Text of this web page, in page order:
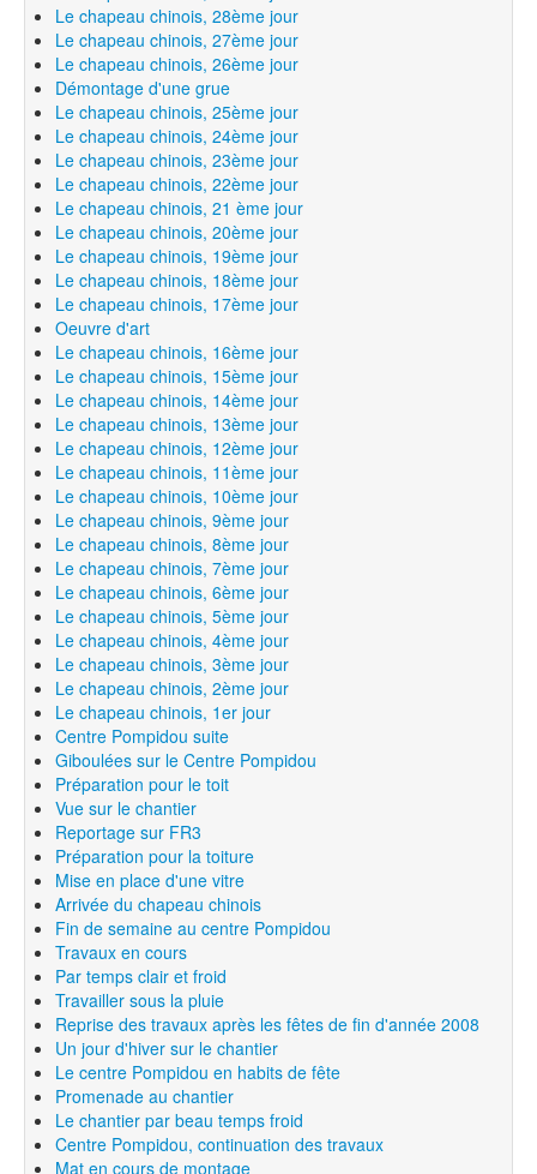
Le chapeau chinois, 28ème jour
Le chapeau chinois, 27ème jour
Le chapeau chinois, 26ème jour
Démontage d'une grue
Le chapeau chinois, 25ème jour
Le chapeau chinois, 24ème jour
Le chapeau chinois, 23ème jour
Le chapeau chinois, 22ème jour
Le chapeau chinois, 21 ème jour
Le chapeau chinois, 20ème jour
Le chapeau chinois, 19ème jour
Le chapeau chinois, 18ème jour
Le chapeau chinois, 17ème jour
Oeuvre d'art
Le chapeau chinois, 16ème jour
Le chapeau chinois, 15ème jour
Le chapeau chinois, 14ème jour
Le chapeau chinois, 13ème jour
Le chapeau chinois, 12ème jour
Le chapeau chinois, 11ème jour
Le chapeau chinois, 10ème jour
Le chapeau chinois, 9ème jour
Le chapeau chinois, 8ème jour
Le chapeau chinois, 7ème jour
Le chapeau chinois, 6ème jour
Le chapeau chinois, 5ème jour
Le chapeau chinois, 4ème jour
Le chapeau chinois, 3ème jour
Le chapeau chinois, 2ème jour
Le chapeau chinois, 1er jour
Centre Pompidou suite
Giboulées sur le Centre Pompidou
Préparation pour le toit
Vue sur le chantier
Reportage sur FR3
Préparation pour la toiture
Mise en place d'une vitre
Arrivée du chapeau chinois
Fin de semaine au centre Pompidou
Travaux en cours
Par temps clair et froid
Travailler sous la pluie
Reprise des travaux après les fêtes de fin d'année 2008
Un jour d'hiver sur le chantier
Le centre Pompidou en habits de fête
Promenade au chantier
Le chantier par beau temps froid
Centre Pompidou, continuation des travaux
Mat en cours de montage